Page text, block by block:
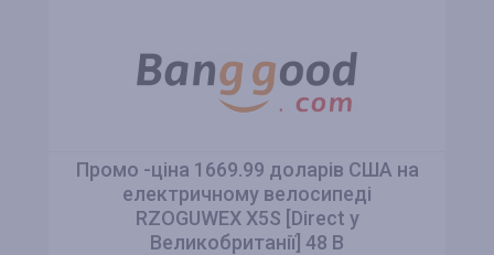
Промо -ціна 1669.99 доларів США на
електричному велосипеді
RZOGUWEX X5S [Direct у
Великобританії] 48 В